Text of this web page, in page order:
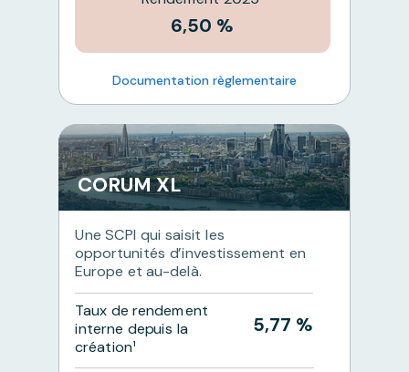
Documentation règlementaire
6,50 %
Une SCPI qui saisit les
opportunités d’investissement en
Europe et au-delà.
Taux de rendement
interne depuis la
création¹
5,77 %
CORUM XL